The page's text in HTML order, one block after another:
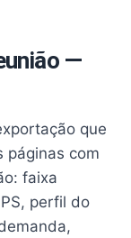
—
que
páginas com
faixa
perfil do